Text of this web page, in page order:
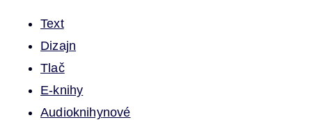
Text
Dizajn
Tlač
E-knihy
Audioknihynové